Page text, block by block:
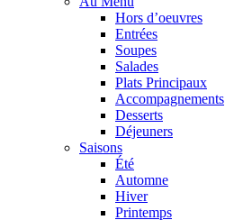
Hors d’oeuvres
Entrées
Soupes
Salades
Plats Principaux
Accompagnements
Desserts
Déjeuners
Saisons
Été
Automne
Hiver
Printemps